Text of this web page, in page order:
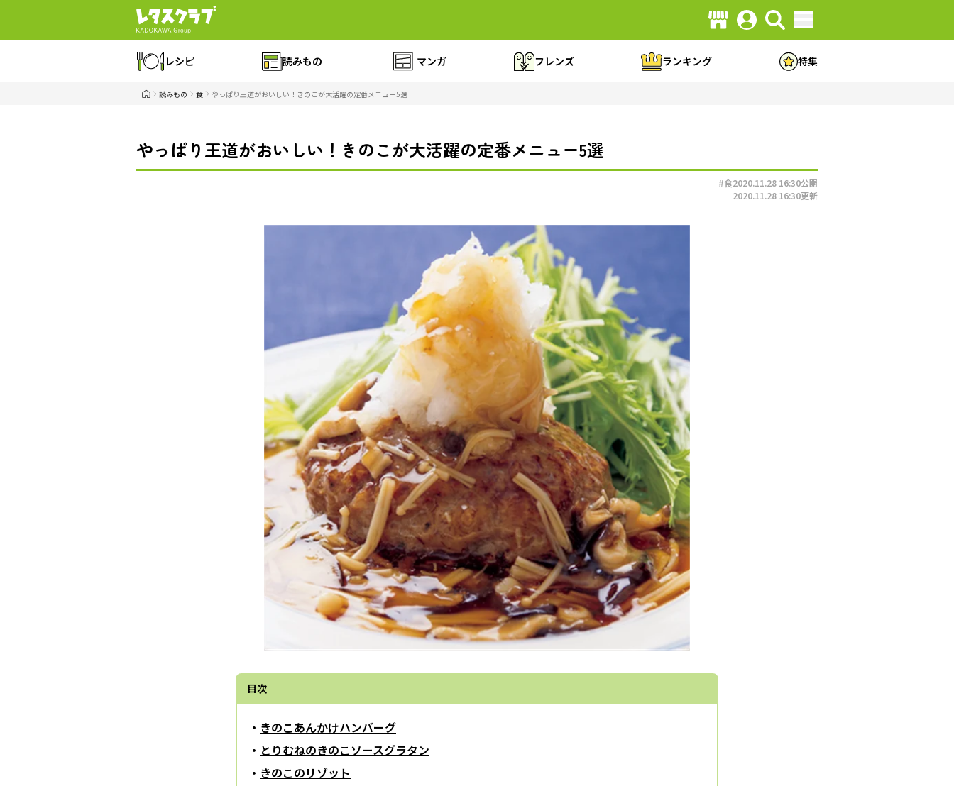
レシピ 読みもの マンガ フレンズ ランキング 特集
読みもの 食 やっぱり王道がおいしい！きのこが大活躍の定番メニュー5選
やっぱり王道がおいしい！きのこが大活躍の定番メニュー5選
#食2020.11.28 16:30公開
2020.11.28 16:30更新
目次
きのこあんかけハンバーグ
とりむねのきのこソースグラタン
きのこのリゾット